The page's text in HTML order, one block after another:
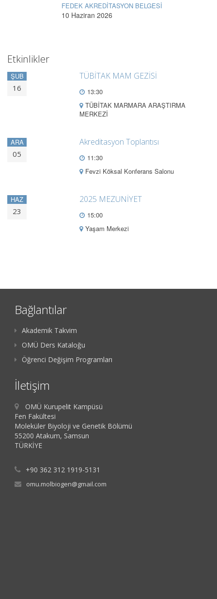
FEDEK AKREDİTASYON BELGESİ
10 Haziran 2026
Etkinlikler
ŞUB
16
TÜBİTAK MAM GEZİSİ
13:30
TÜBİTAK MARMARA ARAŞTIRMA
MERKEZİ
ARA
05
Akreditasyon Toplantısı
11:30
Fevzi Köksal Konferans Salonu
HAZ
23
2025 MEZUNİYET
15:00
Yaşam Merkezi
Bağlantılar
Akademik Takvim
OMÜ Ders Kataloğu
Öğrenci Değişim Programları
İletişim
OMÜ Kurupelit Kampüsü
Fen Fakültesi
Moleküler Biyoloji ve Genetik Bölümü
55200 Atakum, Samsun
TÜRKİYE
+90 362 312 1919-5131
omu.molbiogen@gmail.com